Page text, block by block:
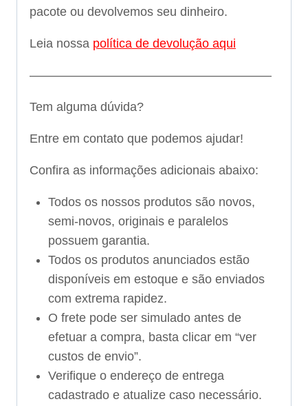
pacote ou devolvemos seu dinheiro.
Leia nossa política de devolução aqui
———————————————————–
Tem alguma dúvida?
Entre em contato que podemos ajudar!
Confira as informações adicionais abaixo:
Todos os nossos produtos são novos,
semi-novos, originais e paralelos
possuem garantia.
Todos os produtos anunciados estão
disponíveis em estoque e são enviados
com extrema rapidez.
O frete pode ser simulado antes de
efetuar a compra, basta clicar em “ver
custos de envio”.
Verifique o endereço de entrega
cadastrado e atualize caso necessário.